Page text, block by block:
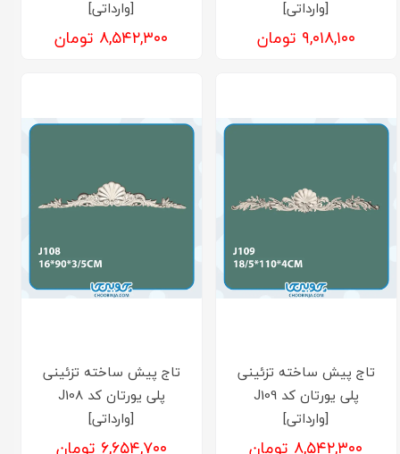
[وارداتی]
۹,۰۱۸,۱۰۰ تومان
[وارداتی]
۸,۵۴۲,۳۰۰ تومان
تاج پیش ساخته تزئینی
پلی یورتان کد J109
[وارداتی]
۸,۵۴۲,۳۰۰ تومان
تاج پیش ساخته تزئینی
پلی یورتان کد J108
[وارداتی]
۶,۶۵۴,۷۰۰ تومان